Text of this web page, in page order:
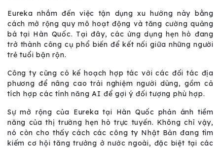
Eureka nhắm đến việc tận dụng xu hướng này bằng
cách mở rộng quy mô hoạt động và tăng cường quảng
bá tại Hàn Quốc. Tại đây, các ứng dụng hẹn hò đang
trở thành công cụ phổ biến để kết nối giữa những người
trẻ tuổi bận rộn.
Công ty cũng có kế hoạch hợp tác với các đối tác địa
phương để nâng cao trải nghiệm người dùng, gồm cả
tích hợp các tính năng AI để gợi ý đối tượng phù hợp.
Sự mở rộng của Eureka tại Hàn Quốc phản ánh tiềm
năng của thị trường hẹn hò trực tuyến. Không chỉ vậy,
nó còn cho thấy cách các công ty Nhật Bản đang tìm
kiếm cơ hội tăng trưởng ở nước ngoài, đặc biệt tại các